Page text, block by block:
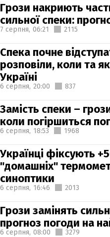
Грози накриють
сильної спеки:
7 серпня, 06:21 2115
Спека почне
розповіли, коли та
Україні
6 серпня, 20:00 837
Замість спеки –
коли погіршиться
6 серпня, 18:53 1968
Українці фіксують
"домашніх"
синоптики
6 серпня, 16:46 2013
Грози замінять
прогноз погоди на
6 серпня, 08:00 3279